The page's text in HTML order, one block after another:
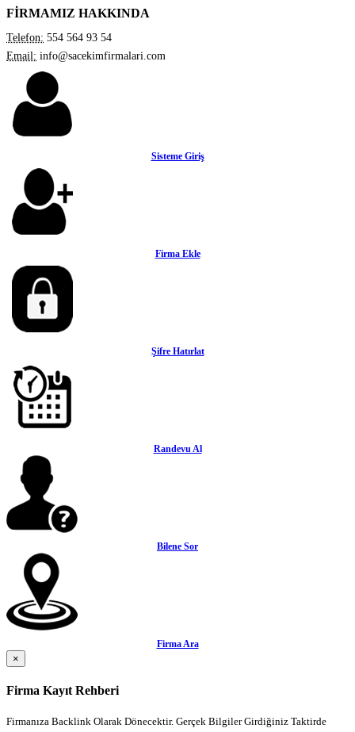
FİRMAMIZ HAKKINDA
Telefon: 554 564 93 54
Email: info@sacekimfirmalari.com
Sisteme Giriş
Firma Ekle
Şifre Hatırlat
Randevu Al
Bilene Sor
Firma Ara
×
Firma Kayıt Rehberi
Firmanıza Backlink Olarak Dönecektir. Gerçek Bilgiler Girdiğiniz Taktirde